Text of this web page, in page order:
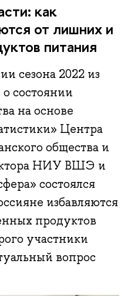
как
от лишних и
питания
сезона 2022 из
состоянии
на основе
Центра
общества и
НИУ ВШЭ и
состоялся
избавляются
продуктов
участники
вопрос